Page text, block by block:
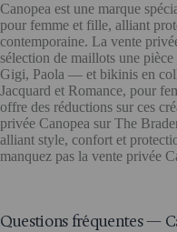
Canopea est une marque
pour femme et fille, alliant
contemporaine. La vente
sélection de maillots une
Gigi, Paola — et bikinis en
Jacquard et Romance, pour
offre des réductions sur ces
privée Canopea sur The
alliant style, confort et
manquez pas la vente privée
Questions fréquentes —